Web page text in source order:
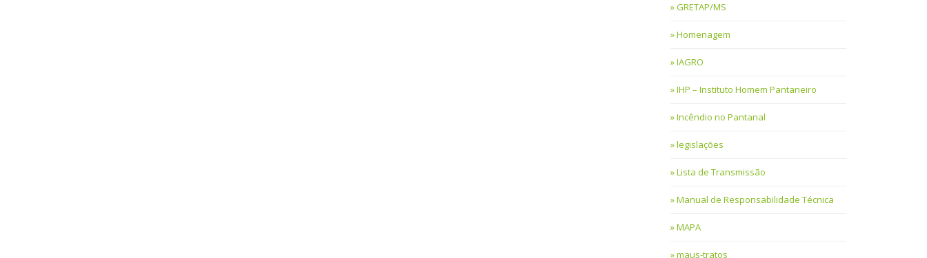
GRETAP/MS
Homenagem
IAGRO
IHP – Instituto Homem Pantaneiro
Incêndio no Pantanal
legislações
Lista de Transmissão
Manual de Responsabilidade Técnica
MAPA
maus-tratos